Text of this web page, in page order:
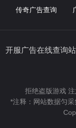
传奇广告查询
开服广告在线查
拒绝盗版游戏
*注释：网站数据匀